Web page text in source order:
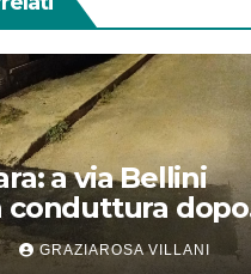
a via Bellini
conduttura dopo
IdD
GRAZIAROSA VILLANI